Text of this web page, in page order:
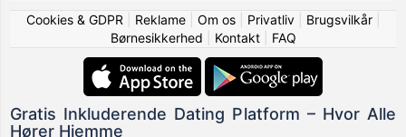
Cookies & GDPR
Reklame| Om os| Privatliv| Brugsvilkår|
Børnesikkerhed
Kontakt| FAQ
Gratis Inkluderende Dating Platform – Hvor Alle
Hører Hjemme